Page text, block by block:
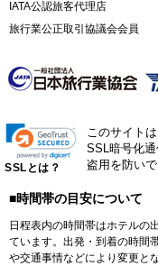
IATA公認旅客代理店
旅行業公正取引協議会会員
SSLとは？
このサイト
SSL暗号化
盗用を防いで
■時間帯の目安について
日程表内の時間帯はホテルの
ています。出発・到着の時間
や交通事情などにより変更と